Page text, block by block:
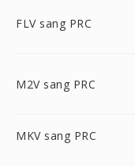
FLV sang PRC
M2V sang PRC
MKV sang PRC